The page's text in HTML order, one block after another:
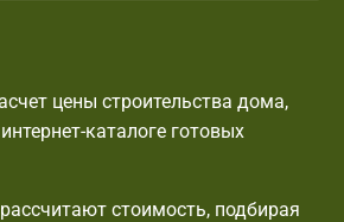
цены строительства дома,
каталоге готовых
стоимость, подбирая